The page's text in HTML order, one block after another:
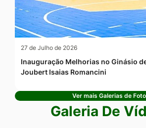
27 de Julho de 2026
Inauguração Melhorias no Ginásio
Joubert Isaias Romancini
Ver mais Galerias de
Galeria De